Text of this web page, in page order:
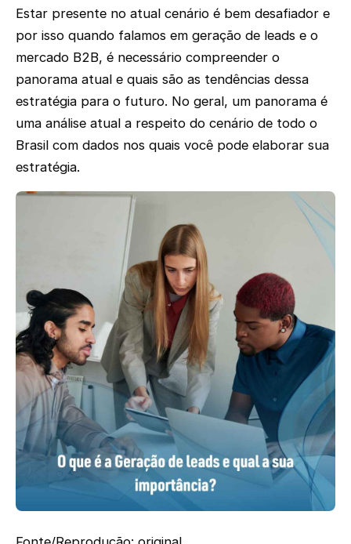
Estar presente no atual cenário é bem desafiador e
por isso quando falamos em geração de leads e o
mercado B2B, é necessário compreender o
panorama atual e quais são as tendências dessa
estratégia para o futuro. No geral, um panorama é
uma análise atual a respeito do cenário de todo o
Brasil com dados nos quais você pode elaborar sua
estratégia.